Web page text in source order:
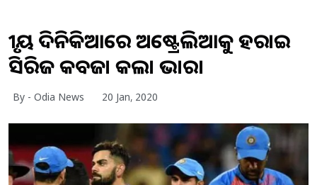
ତୃତୀୟ ଦିନିକିଆରେ ଅଷ୍ଟ୍ରେଲିଆକୁ ହରାଇ
ସିରିଜ କବଜା କଲା ଭାରତ।
By - Odia News 20 Jan, 2020